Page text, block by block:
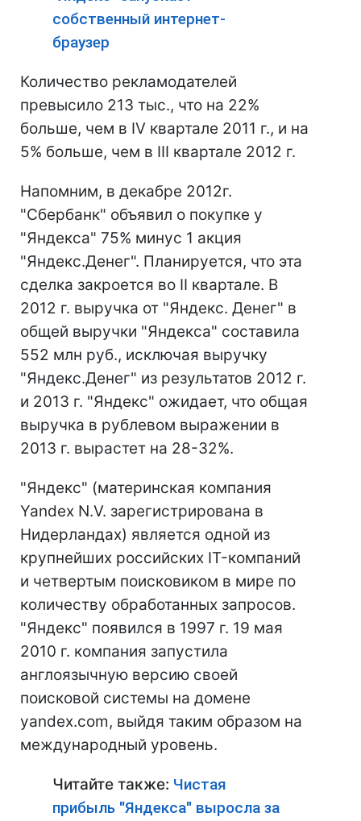
собственный интернет-
браузер
Количество рекламодателей
превысило 213 тыс., что на 22%
больше, чем в IV квартале 2011 г., и на
5% больше, чем в III квартале 2012 г.
Напомним, в декабре 2012г.
"Сбербанк" объявил о покупке у
"Яндекса" 75% минус 1 акция
"Яндекс.Денег". Планируется, что эта
сделка закроется во II квартале. В
2012 г. выручка от "Яндекс. Денег" в
общей выручки "Яндекса" составила
552 млн руб., исключая выручку
"Яндекс.Денег" из результатов 2012 г.
и 2013 г. "Яндекс" ожидает, что общая
выручка в рублевом выражении в
2013 г. вырастет на 28-32%.
"Яндекс" (материнская компания
Yandex N.V. зарегистрирована в
Нидерландах) является одной из
крупнейших российских IT-компаний
и четвертым поисковиком в мире по
количеству обработанных запросов.
"Яндекс" появился в 1997 г. 19 мая
2010 г. компания запустила
англоязычную версию своей
поисковой системы на домене
yandex.com, выйдя таким образом на
международный уровень.
Читайте также: Чистая
прибыль "Яндекса" выросла за